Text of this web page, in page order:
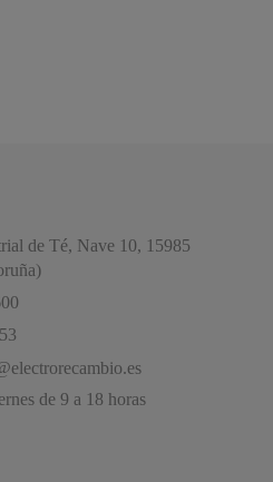
de Té, Nave 10, 15985
de 9 a 18 horas